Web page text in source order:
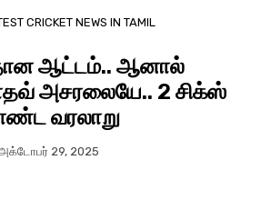
CRICKET NEWS IN TAMIL
ஆட்டம்.. ஆனால்
அசரலையே.. 2 சிக்ஸ்
வரலாறு
29, 2025